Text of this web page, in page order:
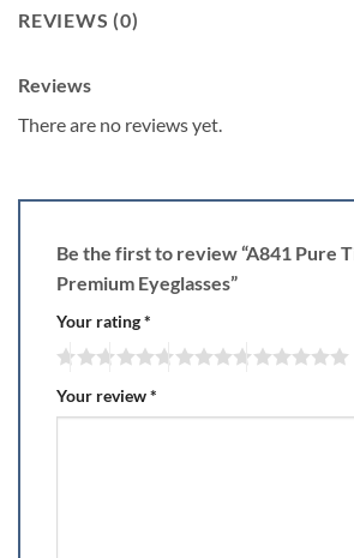
REVIEWS (0)
Reviews
There are no reviews yet.
Be the first to review “A841 Pure
Premium Eyeglasses”
Your rating*
Your review*